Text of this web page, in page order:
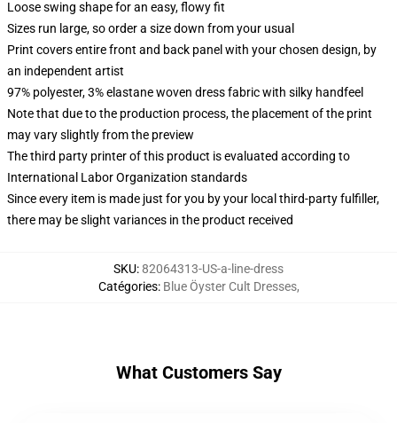
Loose swing shape for an easy, flowy fit
Sizes run large, so order a size down from your usual
Print covers entire front and back panel with your chosen design, by
an independent artist
97% polyester, 3% elastane woven dress fabric with silky handfeel
Note that due to the production process, the placement of the print
may vary slightly from the preview
The third party printer of this product is evaluated according to
International Labor Organization standards
Since every item is made just for you by your local third-party fulfiller,
there may be slight variances in the product received
SKU:82064313-US-a-line-dress
Catégories: Blue Öyster Cult Dresses,
What Customers Say